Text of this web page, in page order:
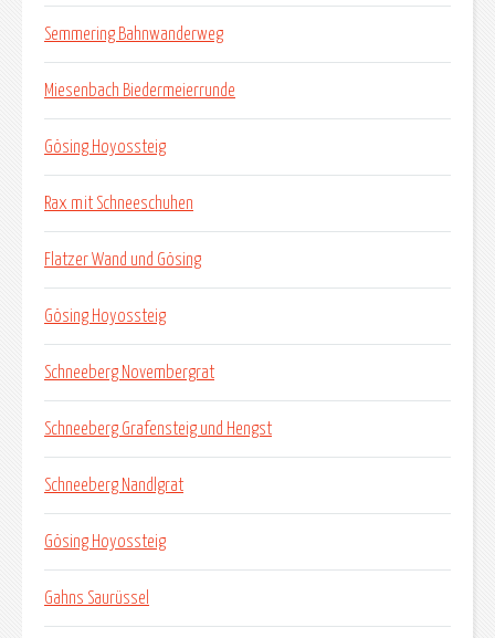
Semmering Bahnwanderweg
Miesenbach Biedermeierrunde
Gösing Hoyossteig
Rax mit Schneeschuhen
Flatzer Wand und Gösing
Gösing Hoyossteig
Schneeberg Novembergrat
Schneeberg Grafensteig und Hengst
Schneeberg Nandlgrat
Gösing Hoyossteig
Gahns Saurüssel